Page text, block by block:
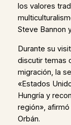
los valores
Steve Bannon
Durante su
discutir temas
migración, la
«Estados
Hungría y
región»,
Orbán.